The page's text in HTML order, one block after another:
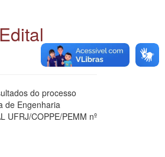
do processo
de Engenharia
UFRJ/COPPE/PEMM nº